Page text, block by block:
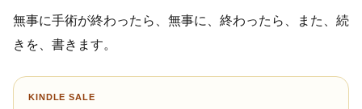
無事に手術が終わったら、無事に、終わったら、また、続
きを、書きます。
KINDLE SALE